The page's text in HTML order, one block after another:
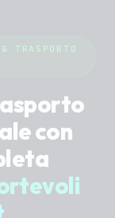
con